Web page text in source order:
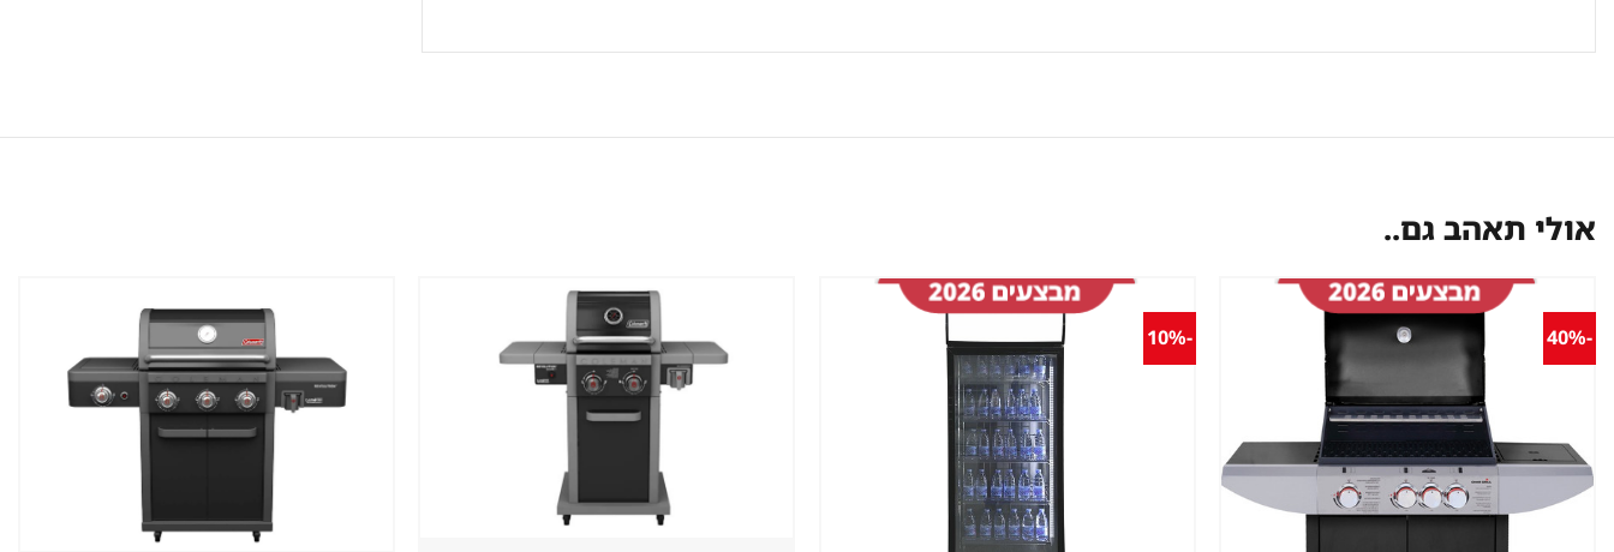
אולי תאהב גם..
-40%
-10%